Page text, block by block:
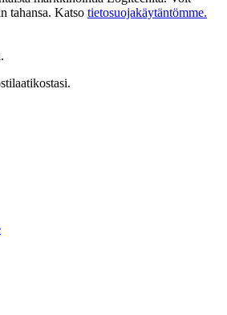
tahansa. Katso tietosuojakäytäntömme.